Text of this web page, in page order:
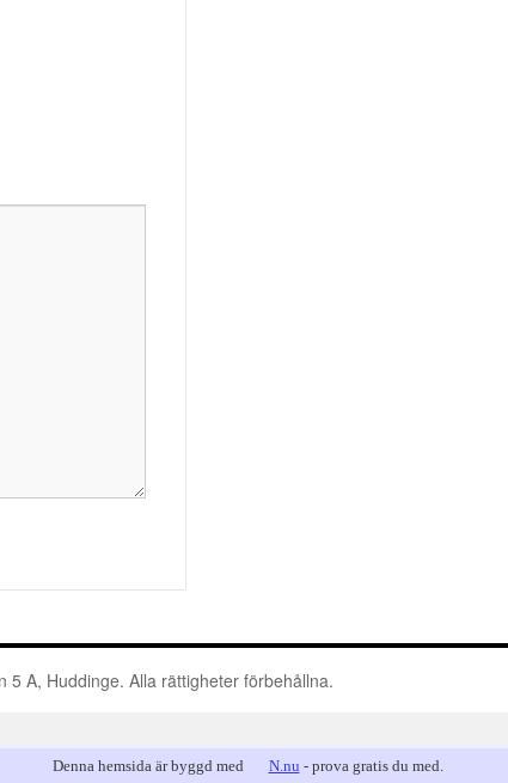
A, Huddinge. Alla rättigheter förbehållna.
Denna hemsida är byggd med N.nu - prova gratis du med.